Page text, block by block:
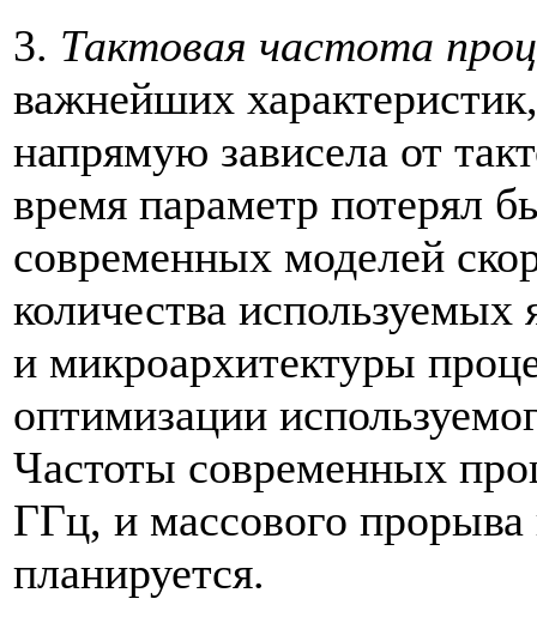
3. Тактовая частота
важнейших
напрямую зависела от
время параметр потерял
современных моделей
количества
и микроархитектуры
оптимизации
Частоты современных
ГГц, и массового
планируется.